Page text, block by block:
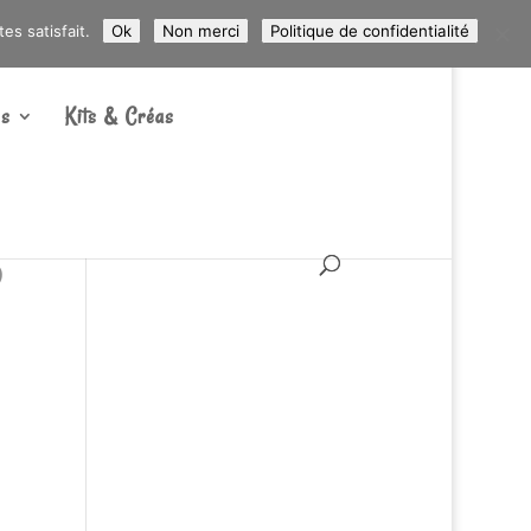
ARTICLES 0
Kits & Créas
satisfait. Ok Non merci Politique de confidentialité